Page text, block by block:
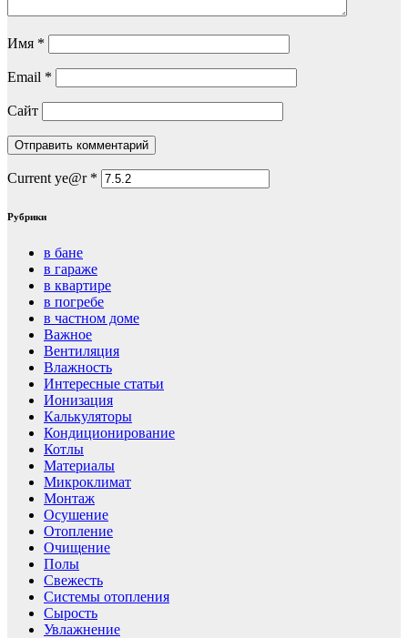
Имя *
Email *
Сайт
Current ye@r *
Рубрики
в бане
в гараже
в квартире
в погребе
в частном доме
Важное
Вентиляция
Влажность
Интересные статьи
Ионизация
Калькуляторы
Кондиционирование
Котлы
Материалы
Микроклимат
Монтаж
Осушение
Отопление
Очищение
Полы
Свежесть
Системы отопления
Сырость
Увлажнение